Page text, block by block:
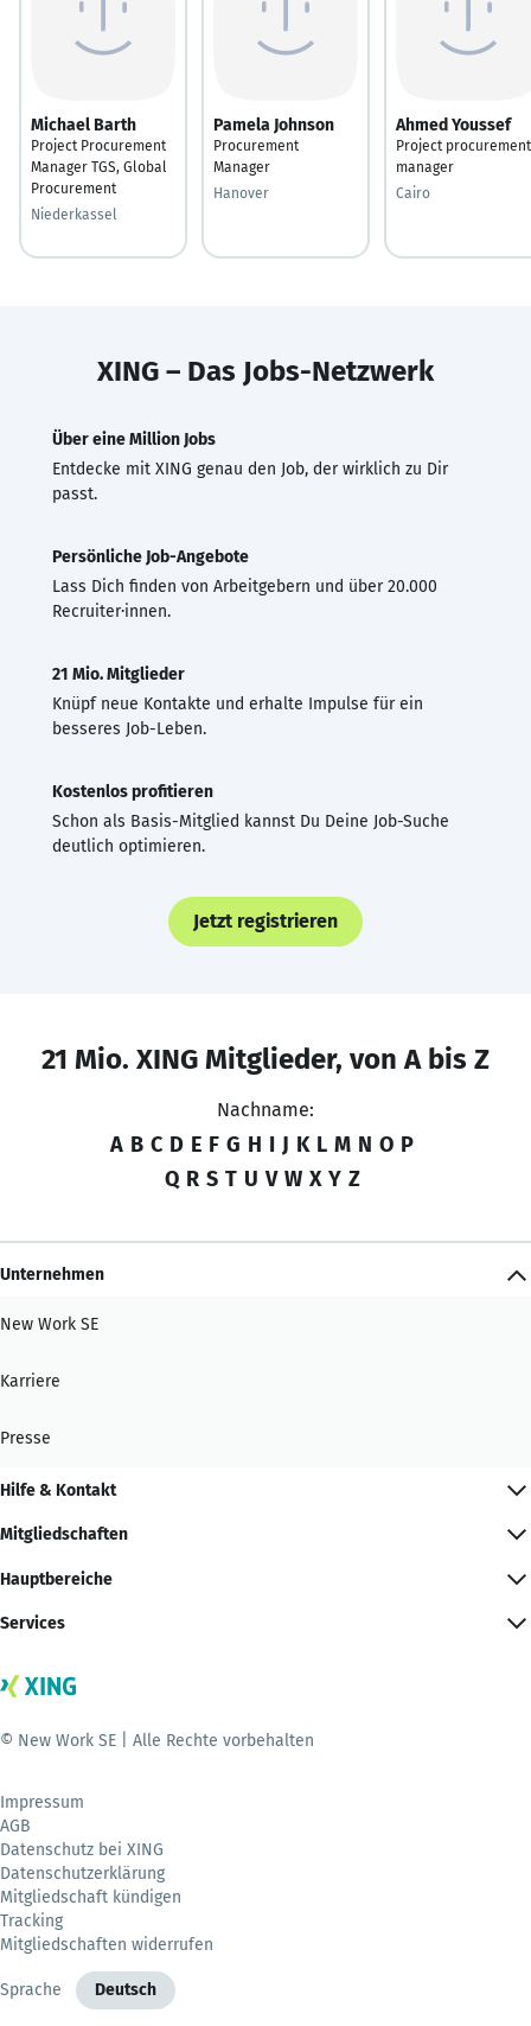
Michael Barth
Project Procurement
Manager TGS, Global
Procurement
Niederkassel
Pamela Johnson
Procurement
Manager
Hanover
Ahmed Youssef
Project procurement
manager
Cairo
XING – Das Jobs-Netzwerk
Über eine Million Jobs
Entdecke mit XING genau den Job, der wirklich zu Dir
passt.
Persönliche Job-Angebote
Lass Dich finden von Arbeitgebern und über 20.000
Recruiter·innen.
21 Mio. Mitglieder
Knüpf neue Kontakte und erhalte Impulse für ein
besseres Job-Leben.
Kostenlos profitieren
Schon als Basis-Mitglied kannst Du Deine Job-Suche
deutlich optimieren.
Jetzt registrieren
21 Mio. XING Mitglieder, von A bis Z
Nachname:
A B C D E F G H I J K L M N O P
Q R S T U V W X Y Z
Unternehmen
New Work SE
Karriere
Presse
Hilfe & Kontakt
Mitgliedschaften
Hauptbereiche
Services
© New Work SE | Alle Rechte vorbehalten
Impressum
AGB
Datenschutz bei XING
Datenschutzerklärung
Mitgliedschaft kündigen
Tracking
Mitgliedschaften widerrufen
Sprache Deutsch